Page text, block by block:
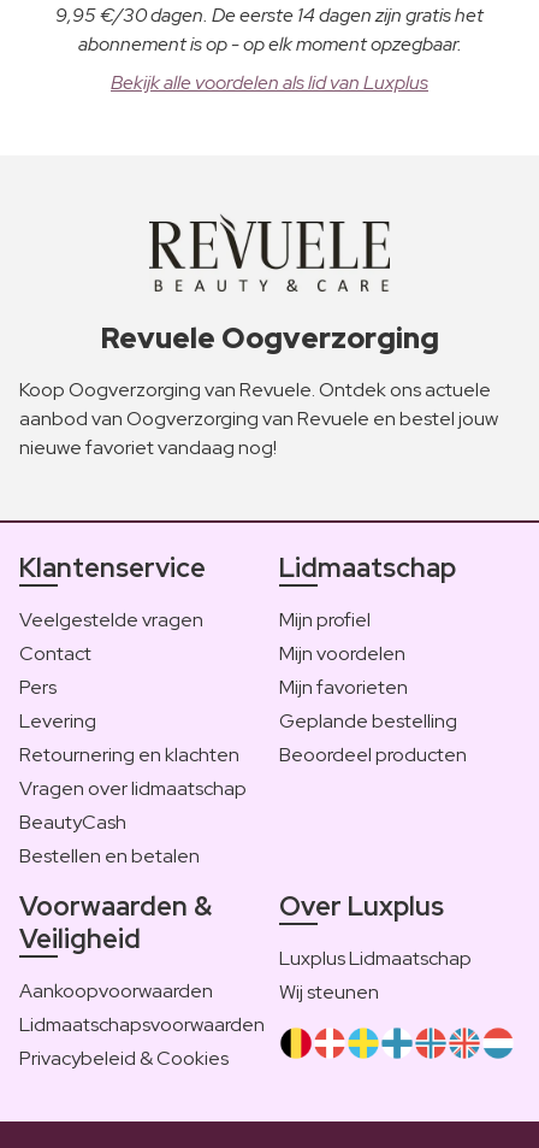
9,95 €/30 dagen. De eerste 14 dagen zijn gratis het
abonnement is op - op elk moment opzegbaar.
Bekijk alle voordelen als lid van Luxplus
Revuele Oogverzorging
Koop Oogverzorging van Revuele. Ontdek ons actuele
aanbod van Oogverzorging van Revuele en bestel jouw
nieuwe favoriet vandaag nog!
Klantenservice
Veelgestelde vragen
Contact
Pers
Levering
Retournering en klachten
Vragen over lidmaatschap
BeautyCash
Bestellen en betalen
Lidmaatschap
Mijn profiel
Mijn voordelen
Mijn favorieten
Geplande bestelling
Beoordeel producten
Voorwaarden &
Veiligheid
Aankoopvoorwaarden
Lidmaatschapsvoorwaarden
Privacybeleid & Cookies
Over Luxplus
Luxplus Lidmaatschap
Wij steunen